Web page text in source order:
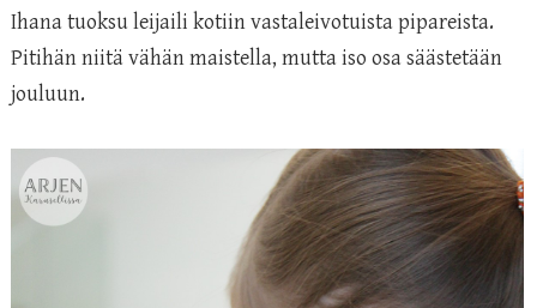
Ihana tuoksu leijaili kotiin vastaleivotuista pipareista.
Pitihän niitä vähän maistella, mutta iso osa säästetään
jouluun.